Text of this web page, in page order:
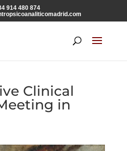
914 480 874
Clinical
in